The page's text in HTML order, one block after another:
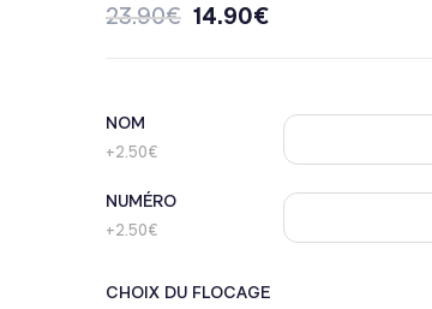
23.90€ 14.90€
NOM
+2.50€
NUMÉRO
+2.50€
CHOIX DU FLOCAGE